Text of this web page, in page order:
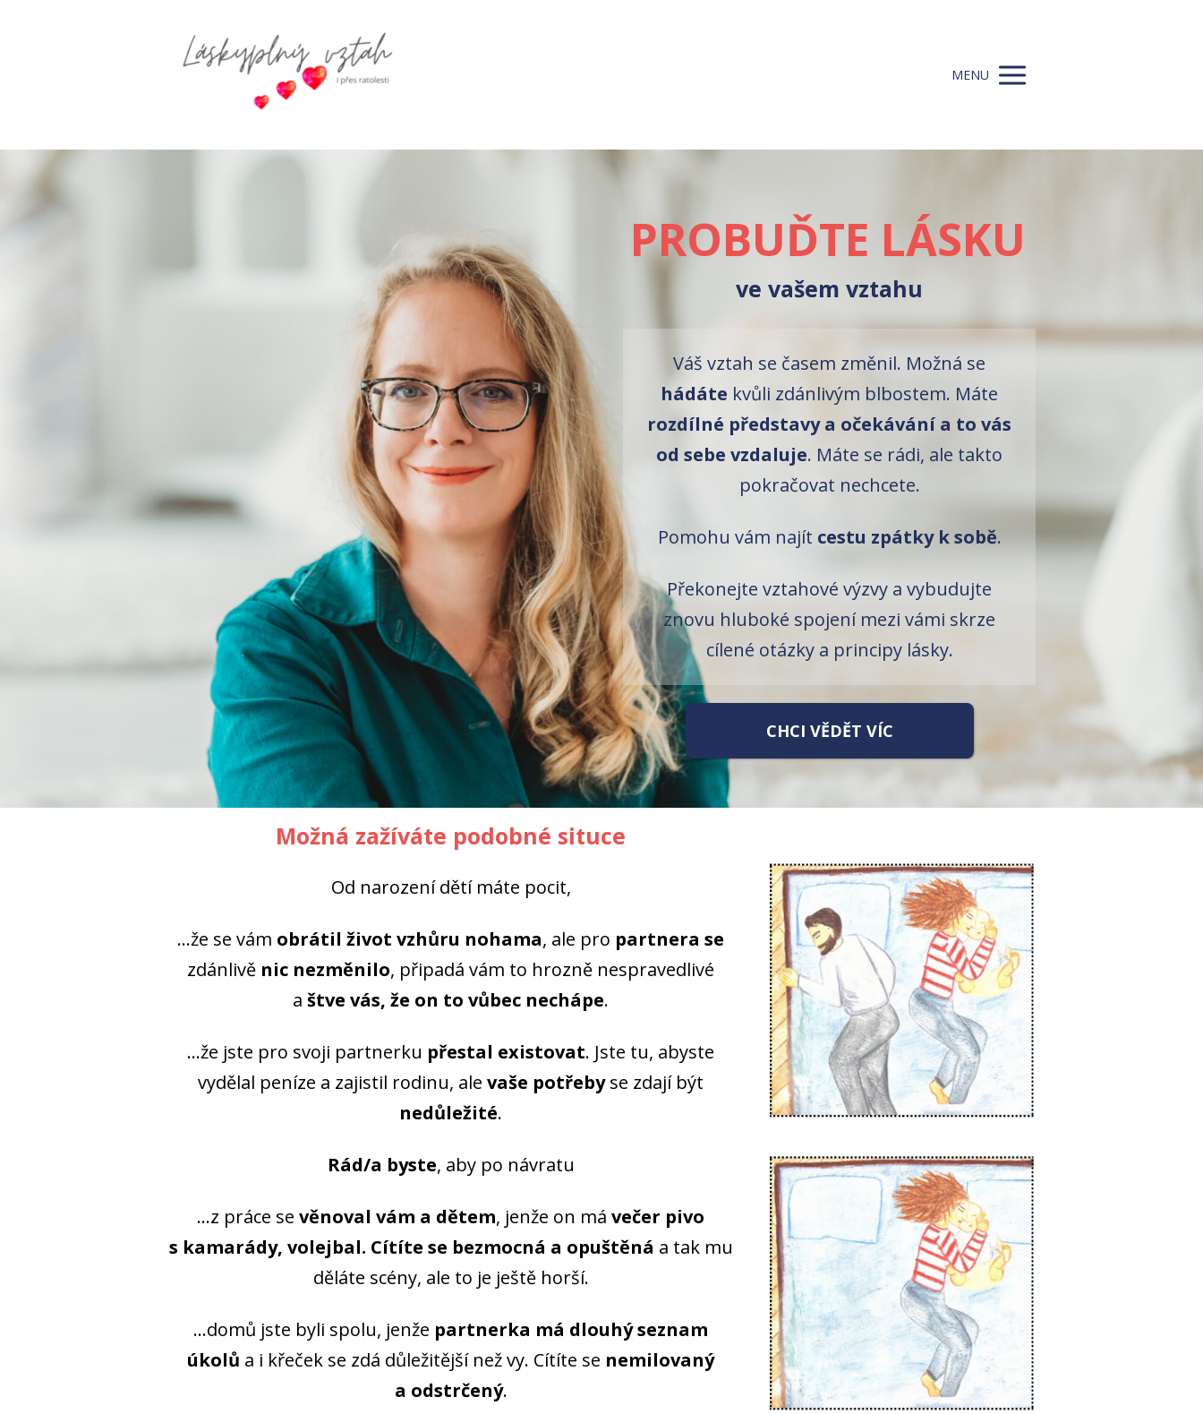
MENU
PROBUĎTE LÁSKU
ve vašem vztahu
Váš vztah se časem změnil. Možná se
hádáte kvůli zdánlivým blbostem. Máte
rozdílné představy a očekávání a to vás
od sebe vzdaluje. Máte se rádi, ale takto
pokračovat nechcete.
Pomohu vám najít cestu zpátky k sobě.
Překonejte vztahové výzvy a vybudujte
znovu hluboké spojení mezi vámi skrze
cílené otázky a principy lásky.
CHCI VĚDĚT VÍC
Možná zažíváte podobné situce
Od narození dětí máte pocit,
...že se vám obrátil život vzhůru nohama, ale pro partnera se
zdánlivě nic nezměnilo, připadá vám to hrozně nespravedlivé
a štve vás, že on to vůbec nechápe.
...že jste pro svoji partnerku přestal existovat. Jste tu, abyste
vydělal peníze a zajistil rodinu, alevaše potřebyse zdají být
nedůležité.
Rád/a byste, aby po návratu
...z práce sevěnoval vám a dětem, jenže on mávečer pivo
s kamarády, volejbal. Cítíte se bezmocná a opuštěná a tak mu
děláte scény, ale to je ještě horší.
...domů jste byli spolu, jenže partnerka má dlouhý seznam
úkolů a i křeček se zdá důležitější než vy. Cítíte se nemilovaný
a odstrčený.